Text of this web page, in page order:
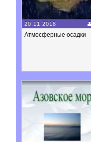
20.11.2018
Атмосферные осадки